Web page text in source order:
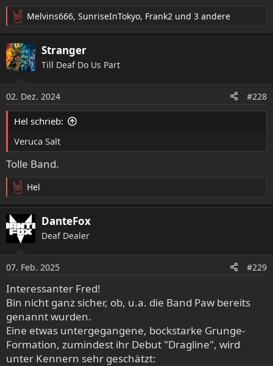
R
e
a
k
t
n
e
n
Melvins666, SunriseInTokyo, Frank2 und 3 andere
Stranger
Till Deaf Do Us Part
02. Dez. 2024 #228
Hel schrieb:
Veruca Salt
Tolle Band.
R
e
a
k
t
n
e
n
:
Hel
DanteFox
Deaf Dealer
07. Feb. 2025 #229
Interessanter Fred!
Bin nicht ganz sicher, ob, u.a. die Band Paw bereits
genannt wurden.
Eine etwas untergegangene, bockstarke Grunge-
Formation, zumindest ihr Debut "Dragline", wird
unter Kennern sehr geschätzt: